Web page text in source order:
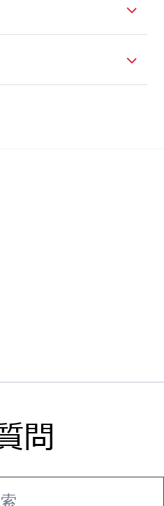
問